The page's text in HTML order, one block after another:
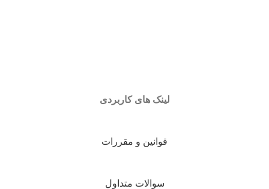
لینک های کاربردی
قوانین و مقررات
سوالات متداول